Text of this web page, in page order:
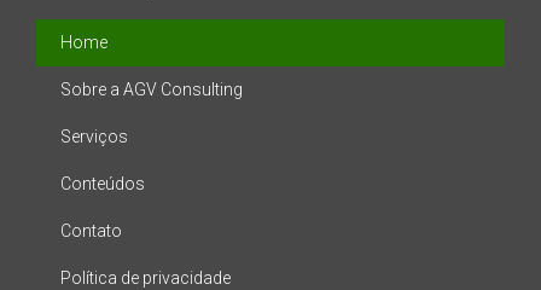
Home
Sobre a AGV Consulting
Serviços
Conteúdos
Contato
Política de privacidade